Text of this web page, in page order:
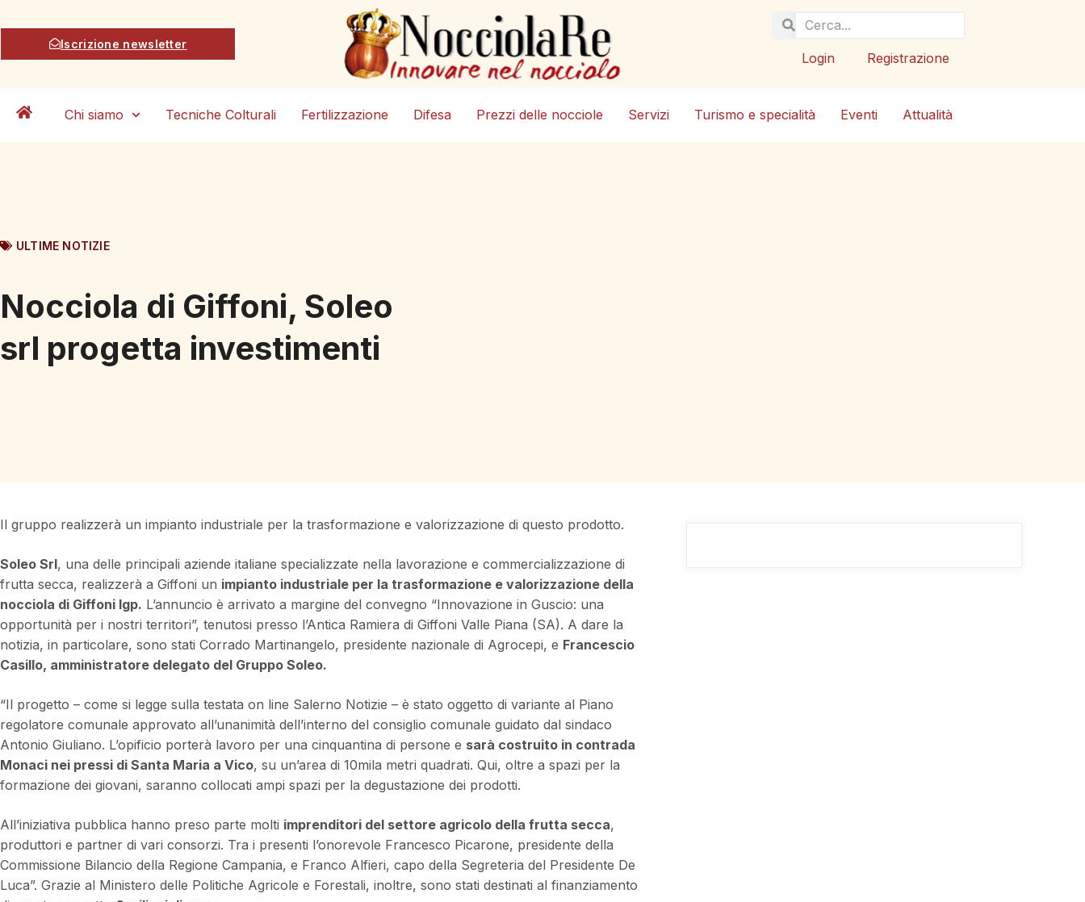
Iscrizione newsletter
Login Registrazione
Chi siamo Tecniche Colturali Fertilizzazione Difesa Prezzi delle nocciole Servizi Turismo e specialità Eventi Attualità
ULTIME NOTIZIE
Nocciola di Giffoni, Soleo
srl progetta investimenti
Il gruppo realizzerà un impianto industriale per la trasformazione e valorizzazione di questo prodotto.
Soleo Srl, una delle principali aziende italiane specializzate nella lavorazione e commercializzazione di
frutta secca, realizzerà a Giffoni un impianto industriale per la trasformazione e valorizzazione della
nocciola di Giffoni Igp. L’annuncio è arrivato a margine del convegno “Innovazione in Guscio: una
opportunità per i nostri territori”, tenutosi presso l’Antica Ramiera di Giffoni Valle Piana (SA). A dare la
notizia, in particolare, sono stati Corrado Martinangelo, presidente nazionale di Agrocepi, e Francescio
Casillo, amministratore delegato del Gruppo Soleo.
“Il progetto – come si legge sulla testata on line Salerno Notizie – è stato oggetto di variante al Piano
regolatore comunale approvato all’unanimità dell’interno del consiglio comunale guidato dal sindaco
Antonio Giuliano. L’opificio porterà lavoro per una cinquantina di persone e sarà costruito in contrada
Monaci nei pressi di Santa Maria a Vico, su un’area di 10mila metri quadrati. Qui, oltre a spazi per la
formazione dei giovani, saranno collocati ampi spazi per la degustazione dei prodotti.
All’iniziativa pubblica hanno preso parte molti imprenditori del settore agricolo della frutta secca,
produttori e partner di vari consorzi. Tra i presenti l’onorevole Francesco Picarone, presidente della
Commissione Bilancio della Regione Campania, e Franco Alfieri, capo della Segreteria del Presidente De
Luca”. Grazie al Ministero delle Politiche Agricole e Forestali, inoltre, sono stati destinati al finanziamento